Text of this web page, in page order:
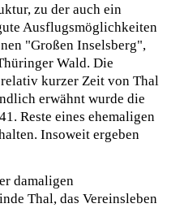
zu der auch ein
Ausflugsmöglichkeiten
"Großen Inselsberg",
Wald. Die
kurzer Zeit von Thal
erwähnt wurde die
Reste eines ehemaligen
Insoweit ergeben
damaligen
Thal, das Vereinsleben